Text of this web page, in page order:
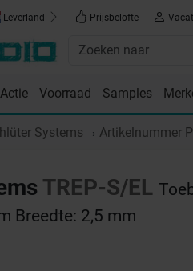
Leverland Prijsbelofte
Actie Voorraad Samples
Inspiratie Showroom
Systems Artikelnummer
TREP-S/EL
Breedte: 2,5 mm